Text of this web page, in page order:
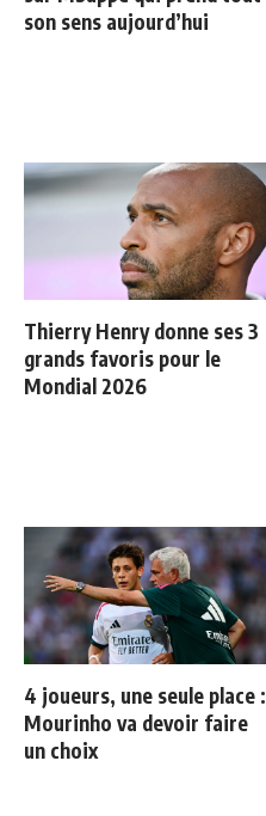
son sens aujourd’hui
Thierry Henry donne ses 3
grands favoris pour le
Mondial 2026
4 joueurs, une seule place :
Mourinho va devoir faire
un choix